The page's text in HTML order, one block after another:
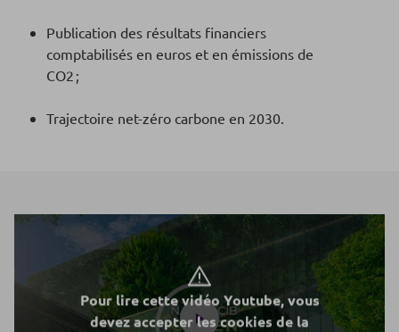
Publication des résultats financiers
comptabilisés en euros et en émissions de
CO2 ;
Trajectoire net-zéro carbone en 2030.
Pour lire cette vidéo Youtube, vous
devez accepter les cookies de la